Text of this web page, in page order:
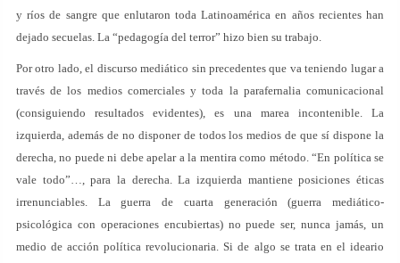
y ríos de sangre que enlutaron toda Latinoamérica en años recientes han
dejado secuelas. La “pedagogía del terror” hizo bien su trabajo.
Por otro lado, el discurso mediático sin precedentes que va teniendo lugar a
través de los medios comerciales y toda la parafernalia comunicacional
(consiguiendo resultados evidentes), es una marea incontenible. La
izquierda, además de no disponer de todos los medios de que sí dispone la
derecha, no puede ni debe apelar a la mentira como método. “En política se
vale todo”…, para la derecha. La izquierda mantiene posiciones éticas
irrenunciables. La guerra de cuarta generación (guerra mediático-
psicológica con operaciones encubiertas) no puede ser, nunca jamás, un
medio de acción política revolucionaria. Si de algo se trata en el ideario